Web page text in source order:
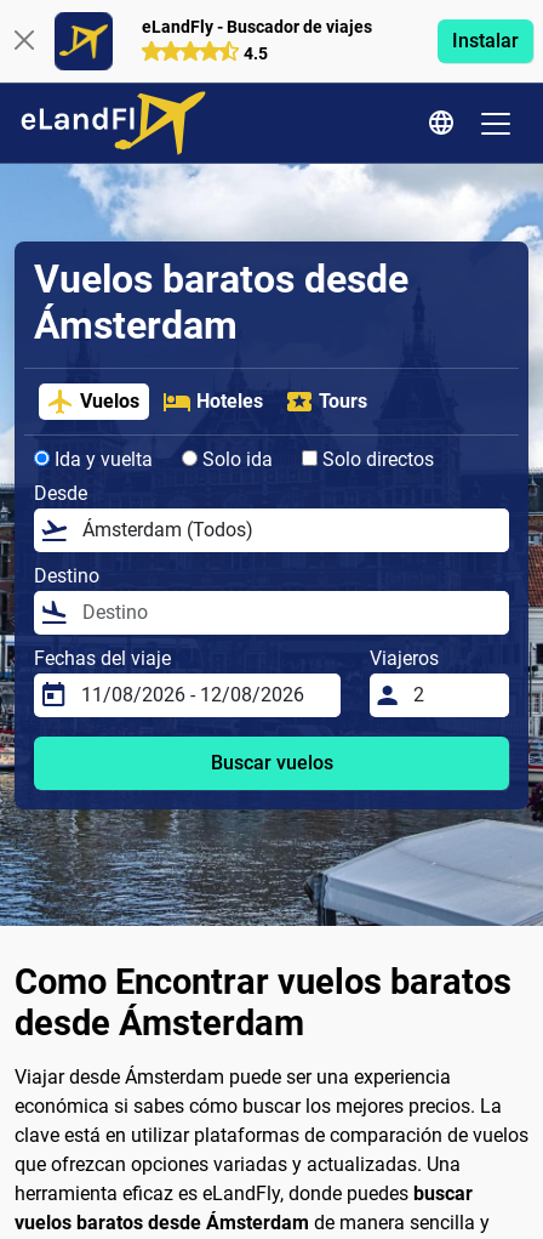
eLandFly - Buscador de viajes
4.5
Instalar
Vuelos baratos desde
Ámsterdam
Vuelos Hoteles Tours
Ida y vuelta Solo ida
Solo directos
Desde
Destino
Fechas del viaje Viajeros
Buscar vuelos
Como Encontrar vuelos baratos
desde Ámsterdam
Viajar desde Ámsterdam puede ser una experiencia
económica si sabes cómo buscar los mejores precios. La
clave está en utilizar plataformas de comparación de vuelos
que ofrezcan opciones variadas y actualizadas. Una
herramienta eficaz es eLandFly, donde puedes buscar
vuelos baratos desde Ámsterdam de manera sencilla y